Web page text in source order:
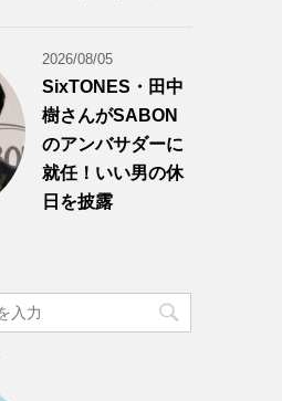
2026/08/05
SixTONES・田中
樹さんがSABON
のアンバサダーに
就任！いい男の休
日を披露